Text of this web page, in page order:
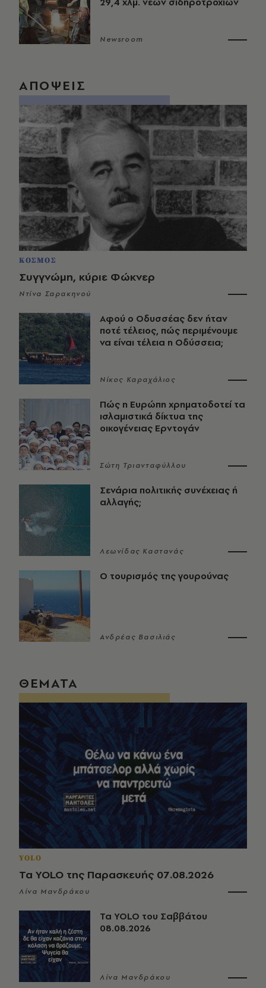
Newsroom
ΑΠΟΨΕΙΣ
ΚΟΣΜΟΣ
Συγγνώμη, κύριε Φώκνερ
Ντίνα Σαρακηνού
Αφού ο Οδυσσέας δεν ήταν
ποτέ τέλειος, πώς περιμένουμε
να είναι τέλεια η Οδύσσεια;
Νίκος Καραχάλιος
Πώς η Ευρώπη χρηματοδοτεί τα
ισλαμιστικά δίκτυα της
οικογένειας Ερντογάν
Σώτη Τριανταφύλλου
Σενάρια πολιτικής συνέχειας ή
αλλαγής;
Λεωνίδας Καστανάς
Ο τουρισμός της γουρούνας
Ανδρέας Βασιλιάς
ΘΕΜΑΤΑ
YOLO
Τα YOLO της Παρασκευής 07.08.2026
Λίνα Μανδράκου
Τα YOLO του Σαββάτου
08.08.2026
Λίνα Μανδράκου